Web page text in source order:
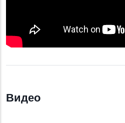
Видео